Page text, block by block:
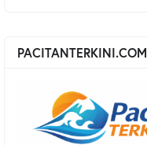
PACITANTERKINI.COM